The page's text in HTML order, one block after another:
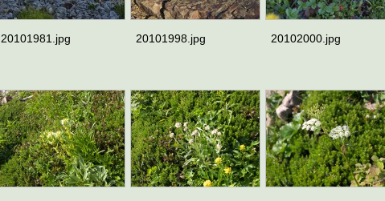
20101981.jpg 20101998.jpg 20102000.jpg